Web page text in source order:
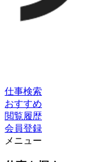
仕事検索
おすすめ
閲覧履歴
会員登録
メニュー